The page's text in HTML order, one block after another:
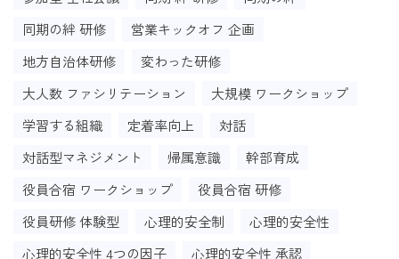
同期の絆 研修
営業キックオフ 企画
地方自治体研修
変わった研修
大人数 ファシリテーション
大規模 ワークショップ
学習する組織
定着率向上
対話
対話型マネジメント
帰属意識
幹部育成
役員合宿 ワークショップ
役員合宿 研修
役員研修 体験型
心理的安全制
心理的安全性
心理的安全性 4つの因子
心理的安全性 承認